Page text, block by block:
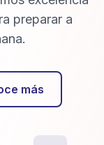
preparar a
más